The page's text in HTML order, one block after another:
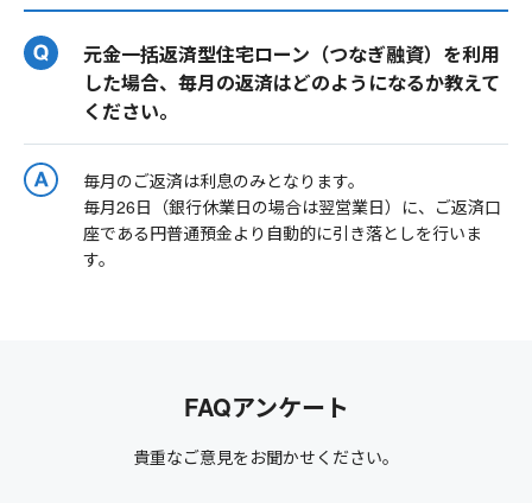
元金一括返済型住宅ローン（つなぎ融資）を利用
した場合、毎月の返済はどのようになるか教えて
ください。
毎月のご返済は利息のみとなります。
毎月26日（銀行休業日の場合は翌営業日）に、ご返済口
座である円普通預金より自動的に引き落としを行いま
す。
FAQアンケート
貴重なご意見をお聞かせください。